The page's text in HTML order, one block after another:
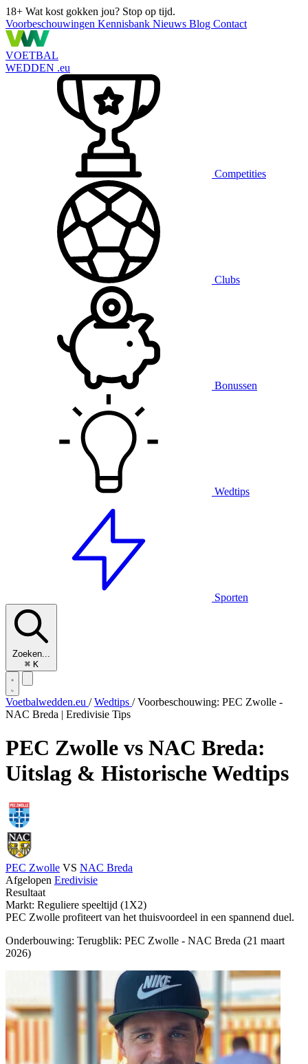
18+ Wat kost gokken jou? Stop op tijd.
Voorbeschouwingen Kennisbank Nieuws Blog Contact
VOETBAL
WEDDEN .eu
Competities
Clubs
Bonussen
Wedtips
Sporten
Zoeken...
⌘ K
Voetbalwedden.eu / Wedtips / Voorbeschouwing: PEC Zwolle -
NAC Breda | Eredivisie Tips
PEC Zwolle vs NAC Breda:
Uitslag & Historische Wedtips
PEC Zwolle VS NAC Breda
Afgelopen Eredivisie
Resultaat
Markt: Reguliere speeltijd (1X2)
PEC Zwolle profiteert van het thuisvoordeel in een spannend duel.
Onderbouwing: Terugblik: PEC Zwolle - NAC Breda (21 maart
2026)